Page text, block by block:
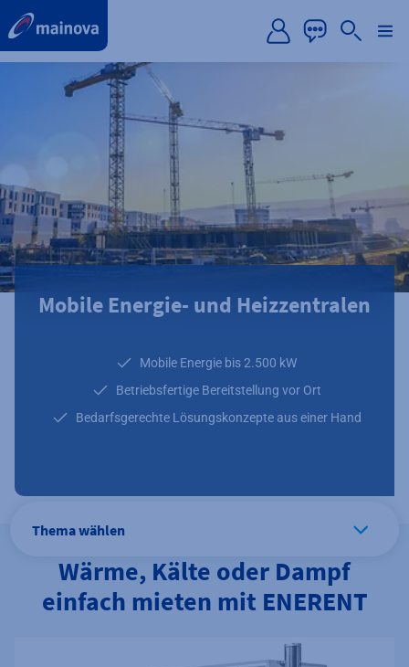
Mobile Energie- und Heizzentralen
Mobile Energie bis 2.500 kW
Betriebsfertige Bereitstellung vor Ort
Bedarfsgerechte Lösungskonzepte aus einer Hand
Thema wählen
Wärme, Kälte oder Dampf
einfach mieten mit ENERENT